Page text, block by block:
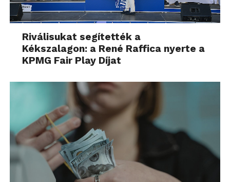
Riválisukat segítették a
Kékszalagon: a René Raffica nyerte a
KPMG Fair Play Díjat